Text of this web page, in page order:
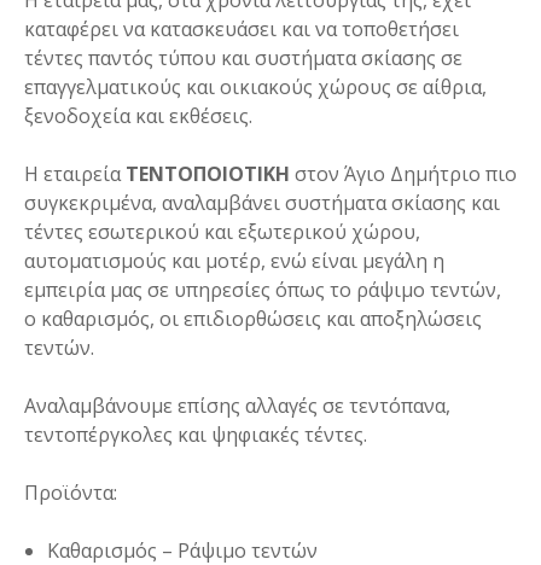
καταφέρει να κατασκευάσει και να τοποθετήσει
τέντες παντός τύπου και συστήματα σκίασης σε
επαγγελματικούς και οικιακούς χώρους σε αίθρια,
ξενοδοχεία και εκθέσεις.
Η εταιρείαΤΕΝΤΟΠΟΙΟΤΙΚΗ στον Άγιο Δημήτριο πιο
συγκεκριμένα, αναλαμβάνει συστήματα σκίασης και
τέντες εσωτερικού και εξωτερικού χώρου,
αυτοματισμούς και μοτέρ, ενώ είναι μεγάλη η
εμπειρία μας σε υπηρεσίες όπως το ράψιμο τεντών,
ο καθαρισμός, οι επιδιορθώσεις και αποξηλώσεις
τεντών.
Αναλαμβάνουμε επίσης αλλαγές σε τεντόπανα,
τεντοπέργκολες και ψηφιακές τέντες.
Προϊόντα:
Καθαρισμός – Ράψιμο τεντών